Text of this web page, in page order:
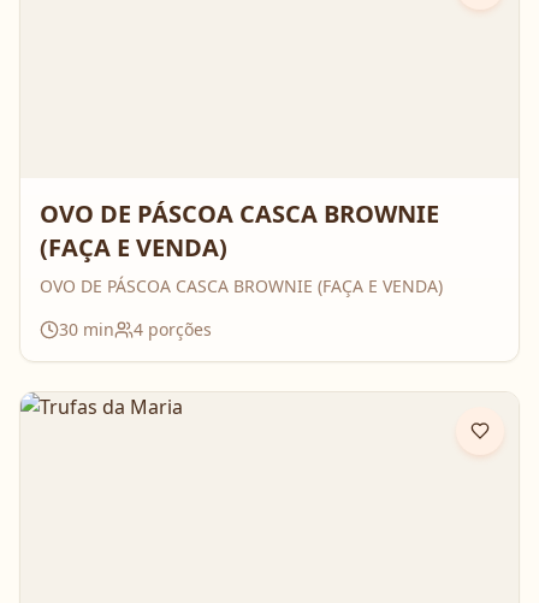
OVO DE PÁSCOA CASCA BROWNIE
(FAÇA E VENDA)
OVO DE PÁSCOA CASCA BROWNIE (FAÇA E VENDA)
30 min 4 porções